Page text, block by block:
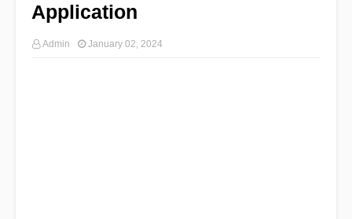
Application
Admin January 02, 2024